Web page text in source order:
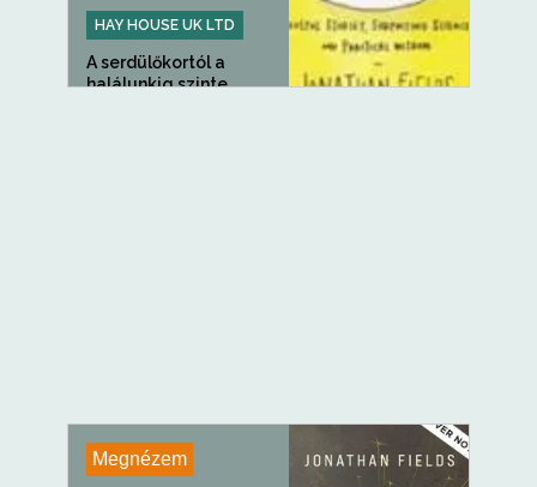
HAY HOUSE UK LTD
A serdülőkortól a
halálunkig szinte
Megnézem